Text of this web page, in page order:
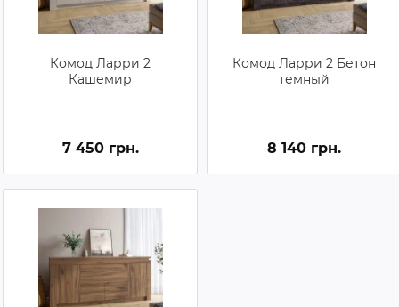
Комод Ларри 2
Кашемир
7 450 грн.
Комод Ларри 2 Бетон
темный
8 140 грн.